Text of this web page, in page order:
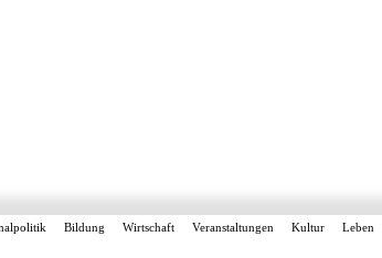
Bildung Wirtschaft Veranstaltungen Kultur Leben